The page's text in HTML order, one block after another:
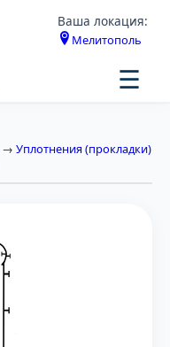
Ваша локация:
Мелитополь
☰
→ Уплотнения (прокладки)